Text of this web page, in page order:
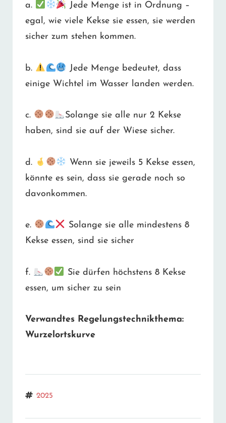
a.
Jede Menge ist in Ordnung –
egal, wie viele Kekse sie essen, sie werden
sicher zum stehen kommen.
b.
Jede Menge bedeutet, dass
einige Wichtel im Wasser landen werden.
c.
Solange sie alle nur 2 Kekse
haben, sind sie auf der Wiese sicher.
d.
Wenn sie jeweils 5 Kekse essen,
könnte es sein, dass sie gerade noch so
davonkommen.
e.
Solange sie alle mindestens 8
Kekse essen, sind sie sicher
f.
Sie dürfen höchstens 8 Kekse
essen, um sicher zu sein
Verwandtes Regelungstechnikthema:
Wurzelortskurve
Tags
2025